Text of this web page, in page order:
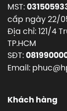
MST:
cấp ngày 22/
Địa chỉ: 121/4
TP.HCM
SĐT:
Email:
Khách hàng